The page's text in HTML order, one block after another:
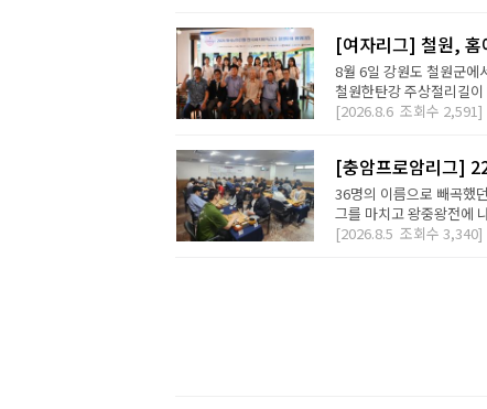
[여자리그] 철원, 홈
8월 6일 강원도 철원군에
철원한탄강 주상절리길
[2026.8.6 조회수 2,591]
[충암프로암리그]
36명의 이름으로 빼곡했
그를 마치고 왕중왕전에
[2026.8.5 조회수 3,340]